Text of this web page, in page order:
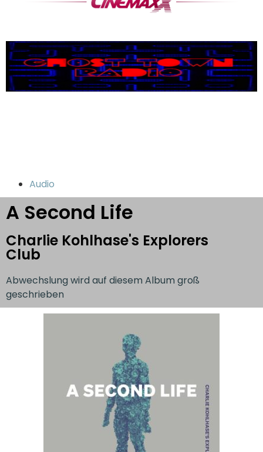
Audio
A Second Life
Charlie Kohlhase's Explorers
Club
Abwechslung wird auf diesem Album groß
geschrieben